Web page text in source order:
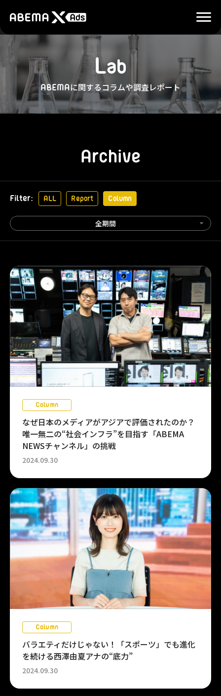
Lab
ABEMAに関するコラムや調査レポート
Archive
Filter ALL Report Column
全期間
Column
なぜ日本のメディアがアジアで評価されたのか？
唯一無二の“社会インフラ”を目指す「ABEMA
NEWSチャンネル」の挑戦
2024.09.30
Column
バラエティだけじゃない！「スポーツ」でも進化
を続ける西澤由夏アナの“底力”
2024.09.30